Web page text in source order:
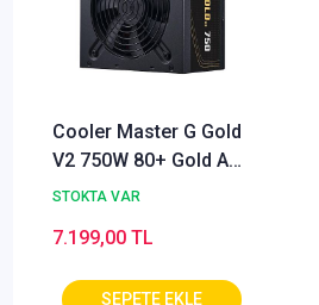
Cooler Master G Gold
V2 750W 80+ Gold ATX
3.1 120mm Fanlı
STOKTA VAR
7.199,00 TL